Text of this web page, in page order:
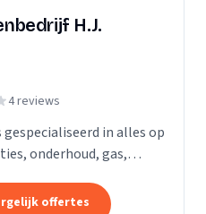
H.J.
4 reviews
in alles op
onderhoud, gas,
en elektra.
offertes